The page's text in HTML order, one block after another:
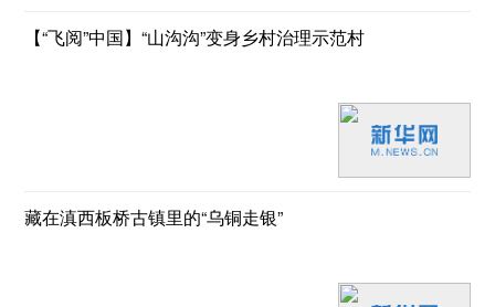
【“飞阅”中国】“山沟沟”变身乡村治理示范村
藏在滇西板桥古镇里的“乌铜走银”